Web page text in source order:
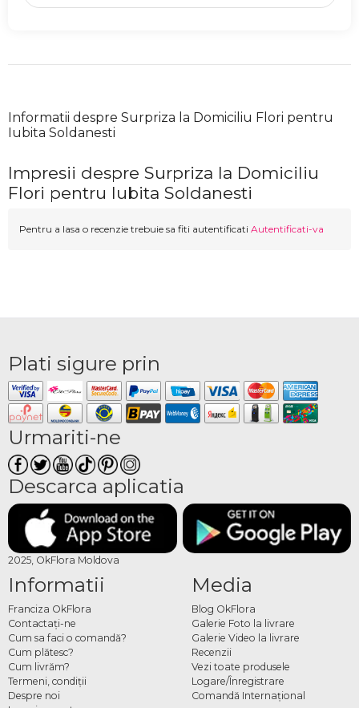
Informatii despre Surpriza la Domiciliu Flori pentru
Iubita Soldanesti
Impresii despre Surpriza la Domiciliu
Flori pentru Iubita Soldanesti
Pentru a lasa o recenzie trebuie sa fiti autentificati Autentificati-va
Plati sigure prin
Urmariti-ne
Descarca aplicatia
2025, OkFlora Moldova
Informatii
Franciza OkFlora
Contactaţi-ne
Cum sa faci o comandă?
Cum plătesc?
Cum livrăm?
Termeni, condiţii
Despre noi
Media
Blog OkFlora
Galerie Foto la livrare
Galerie Video la livrare
Recenzii
Vezi toate produsele
Logare/Înregistrare
Comandă Internațional